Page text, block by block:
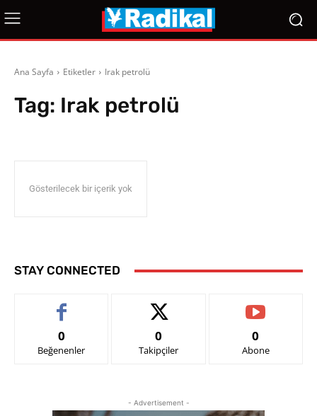
Ana Sayfa Etiketler Irak petrolü
Tag: Irak petrolü
Gösterilecek bir içerik yok
STAY CONNECTED
0
Beğenenler
0
Takipçiler
0
Abone
- Advertisement -